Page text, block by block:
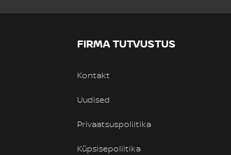
FIRMA TUTVUSTUS
Kontakt
Uudised
Privaatsuspoliitika
Küpsisepoliitika